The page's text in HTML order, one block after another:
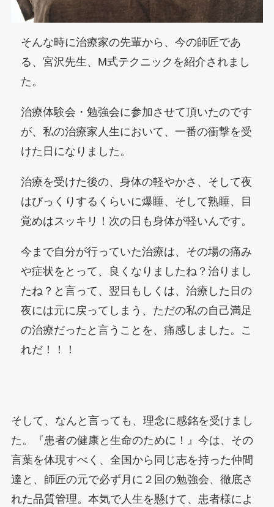
そんな時に治療家の先輩から、今の師匠であ
る、宮沢先生、M式テクニックを紹介されまし
た。
治療体験会・勉強会に参加させて頂いたのです
が、私の治療家人生において、一番の衝撃を受
けた日になりました。
治療を受けた後の、身体の軽やかさ、そして夜
はびっくりするくらいに爆睡、そして熟睡、目
覚めはスッキリ！次の日も身体が軽いんです。
今まで自分が行っていた治療は、その場の痛み
や症状をとって、良くなりましたね？治りまし
たね？と言って、翌日もしくは、治療した日の
夜には元に戻ってしまう、ただの私の自己満足
の治療だったと言うことを、痛感しました。こ
れだ！！！
そして、なんと言っても、理念に感銘を受けまし
た。『患者の健康と生命のために！』今は、その
言葉を体現すべく、全国から同じ志を持った仲間
達と、師匠の元で必ず月に２回の勉強会、徹底さ
れた品質管理。本気で人生を懸けて、患者様によ